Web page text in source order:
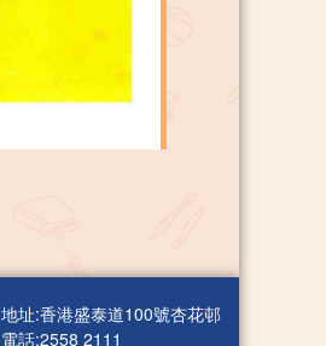
地址:香港盛泰道100號杏花邨
電話:2558 2111